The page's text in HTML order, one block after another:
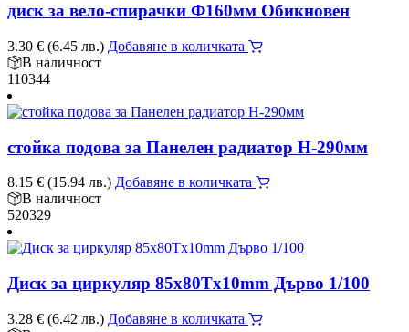
диск за вело-спирачки Ф160мм Обикновен
3.30 € (6.45 лв.) Добавяне в количката
В наличност
110344
стойка подова за Панелен радиатор Н-290мм
8.15 € (15.94 лв.) Добавяне в количката
В наличност
520329
Диск за циркуляр 85х80Tх10mm Дърво 1/100
3.28 € (6.42 лв.) Добавяне в количката